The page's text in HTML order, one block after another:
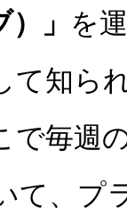
」 を
て知ら
で毎週
、 プ